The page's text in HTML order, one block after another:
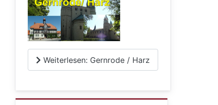
Weiterlesen: Gernrode / Harz